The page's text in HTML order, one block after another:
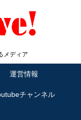
メディア
運営情報
チャンネル